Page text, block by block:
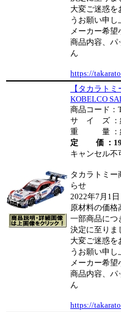
大変ご迷惑を
うお願い申し
メーカー希望
商品内容、パ
ん
https://
【タカラト
KOBELCO
商品コード：
サ イ ズ ：
重 量 ：
定 価 ：
キャンセル不
タカラトミ
らせ
2022年7月1
原材料の価格
一部商品につ
決定に至りま
大変ご迷惑を
うお願い申し
メーカー希望
商品内容、パ
ん
https://